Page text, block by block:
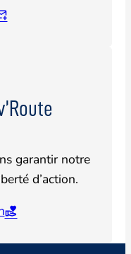
garantir notre
d’action.